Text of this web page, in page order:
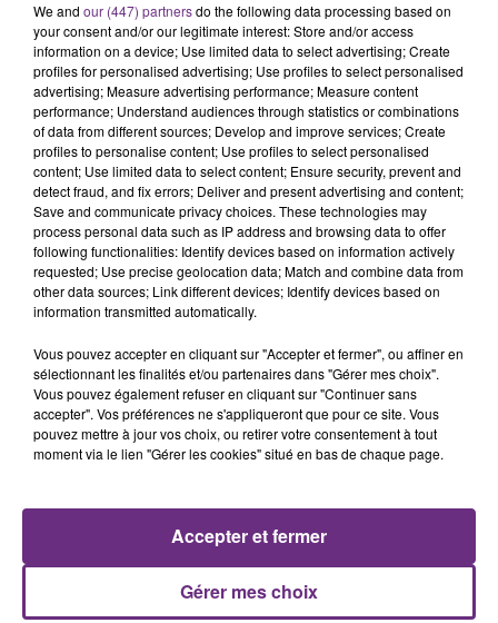
LE MAGASIN JOUÉCLUB DE REIMS FERME
SES PORTES
C'était l'une des institutions du centre-ville
rémois. Le magasin JouéClub est contraint de
fermer ses portes.
TITRES DIFFUSÉS
16h52
16h52
TRYO
16h49
16h49
OLIVIA DEAN
We and our (447) partnersdo the following data processing based on
your consent and/or our legitimate interest: Store and/or access
information on a device; Use limited data to select advertising; Create
profiles for personalised advertising; Use profiles to select personalised
advertising; Measure advertising performance; Measure content
performance; Understand audiences through statistics or combinations
of data from different sources; Develop and improve services; Create
profiles to personalise content; Use profiles to select personalised
content; Use limited data to select content; Ensure security, prevent and
detect fraud, and fix errors; Deliver and present advertising and content;
Save and communicate privacy choices. These technologies may
process personal data such as IP address and browsing data to offer
following functionalities: Identify devices based on information actively
requested; Use precise geolocation data; Match and combine data from
other data sources; Link different devices; Identify devices based on
information transmitted automatically.
Vous pouvez accepter en cliquant sur "Accepter et fermer", ou affiner en
sélectionnant les finalités et/ou partenaires dans "Gérer mes choix".
Vous pouvez également refuser en cliquant sur "Continuer sans
accepter". Vos préférences ne s'appliqueront que pour ce site. Vous
pouvez mettre à jour vos choix, ou retirer votre consentement à tout
moment via le lien "Gérer les cookies" situé en bas de chaque page.
Gérer mes choix
Accepter et fermer